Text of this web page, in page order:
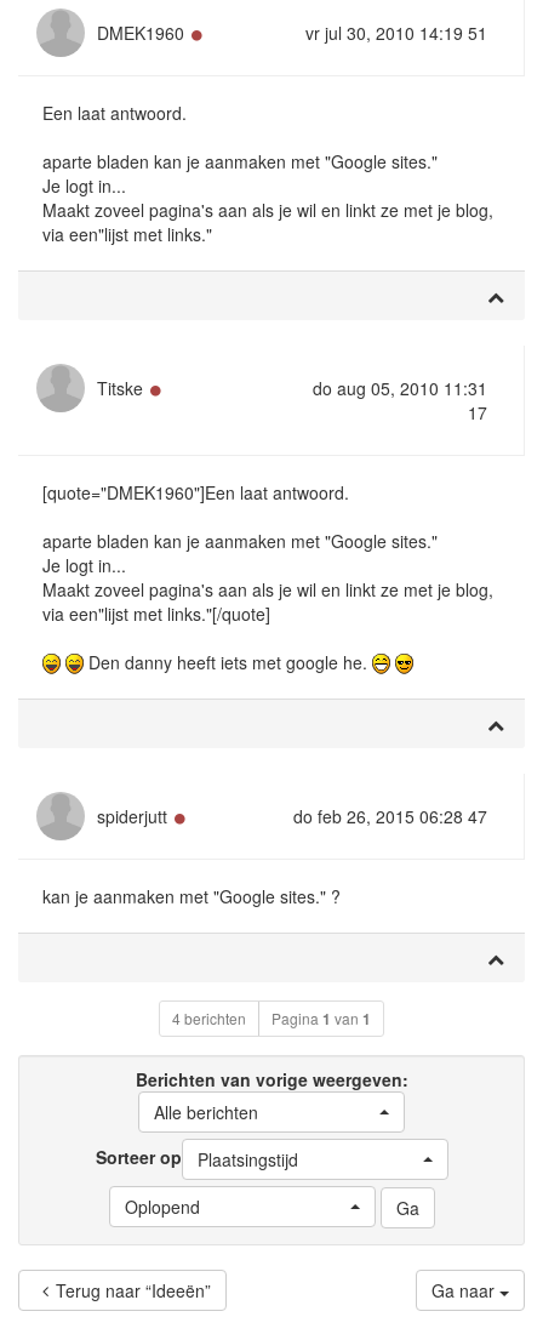
DMEK1960 vr jul 30, 2010 14:19 51
Een laat antwoord.
aparte bladen kan je aanmaken met "Google sites."
Je logt in...
Maakt zoveel pagina's aan als je wil en linkt ze met je blog,
via een"lijst met links."
Titske
do aug 05, 2010 11:31
17
[quote="DMEK1960"]Een laat antwoord.
aparte bladen kan je aanmaken met "Google sites."
Je logt in...
Maakt zoveel pagina's aan als je wil en linkt ze met je blog,
via een"lijst met links."[/quote]
Den danny heeft iets met google he.
spiderjutt do feb 26, 2015 06:28 47
kan je aanmaken met "Google sites." ?
4 berichten Pagina1 van 1
Berichten van vorige weergeven:
Alle berichten
Sorteer op
Plaatsingstijd
Oplopend
Terug naar “Ideeën” Ga naar